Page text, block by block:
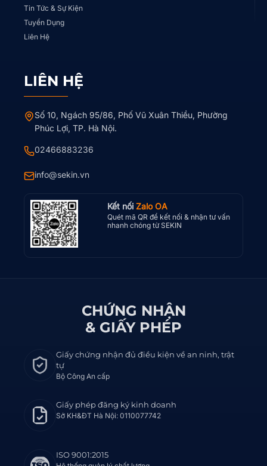
Tin Tức & Sự Kiện
Tuyển Dụng
Liên Hệ
LIÊN HỆ
Số 10, Ngách 95/86, Phố Vũ Xuân Thiều, Phường
Phúc Lợi, TP. Hà Nội.
02466883236
info@sekin.vn
Kết nối Zalo OA
Quét mã QR để kết nối & nhận tư vấn
nhanh chóng từ SEKIN
CHỨNG NHẬN
& GIẤY PHÉP
Giấy chứng nhận đủ điều kiện về an ninh, trật
tự
Bộ Công An cấp
Giấy phép đăng ký kinh doanh
Sở KH&ĐT Hà Nội: 0110077742
ISO 9001:2015